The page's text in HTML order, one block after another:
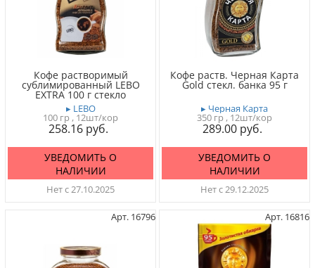
Кофе растворимый
сублимированный LEBО
EXTRA 100 г стекло
▸ LEBO
100 гр , 12шт/кор
258.16
УВЕДОМИТЬ О
НАЛИЧИИ
Нет с 27.10.2025
Кофе раств. Черная Карта
Gold стекл. банка 95 г
▸ Черная Карта
350 гр , 12шт/кор
289.00
УВЕДОМИТЬ О
НАЛИЧИИ
Нет с 29.12.2025
Арт. 16796 Арт. 16816